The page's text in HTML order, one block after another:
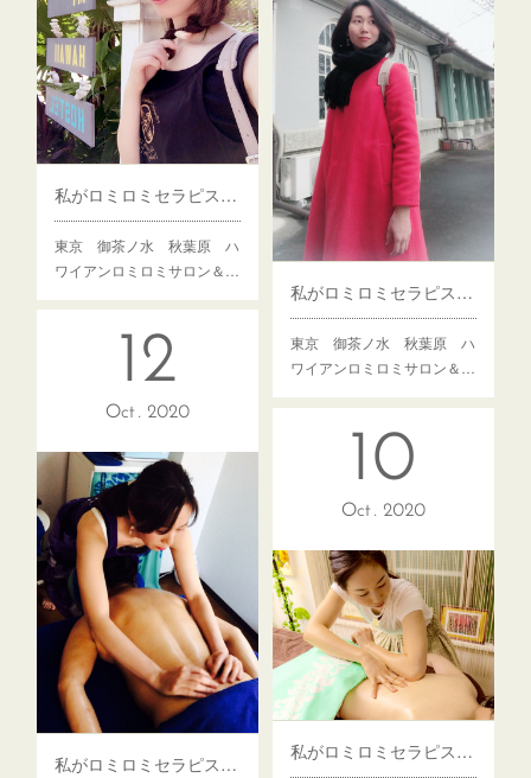
私がロミロミセラピストになった理由vol.4 私のルーツはハワイだった！？
東京 御茶ノ水 秋葉原 ハ
ワイアンロミロミサロン＆…
私がロミロミセラピストになった理由 vol.3 感情のフタを外したら…
東京 御茶ノ水 秋葉原 ハ
ワイアンロミロミサロン＆…
12
Oct 2020
私がロミロミセラピストになった理由 vol.2 突然の福音！？
10
Oct 2020
私がロミロミセラピストになった理由 vol.1 きっかけ編